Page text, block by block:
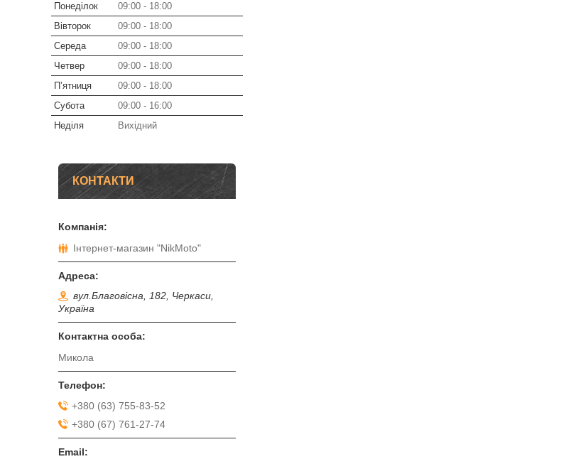
Понеділок 09:00
18:00
Вівторок
09:00
18:00
Середа
09:00
18:00
Четвер
09:00
18:00
Пʼятниця
09:00
18:00
Субота
09:00
16:00
Неділя
Вихідний
КОНТАКТИ
Інтернет-магазин "NikMoto"
вул.Благовісна, 182, Черкаси,
Україна
Микола
+380 (63) 755-83-52
+380 (67) 761-27-74